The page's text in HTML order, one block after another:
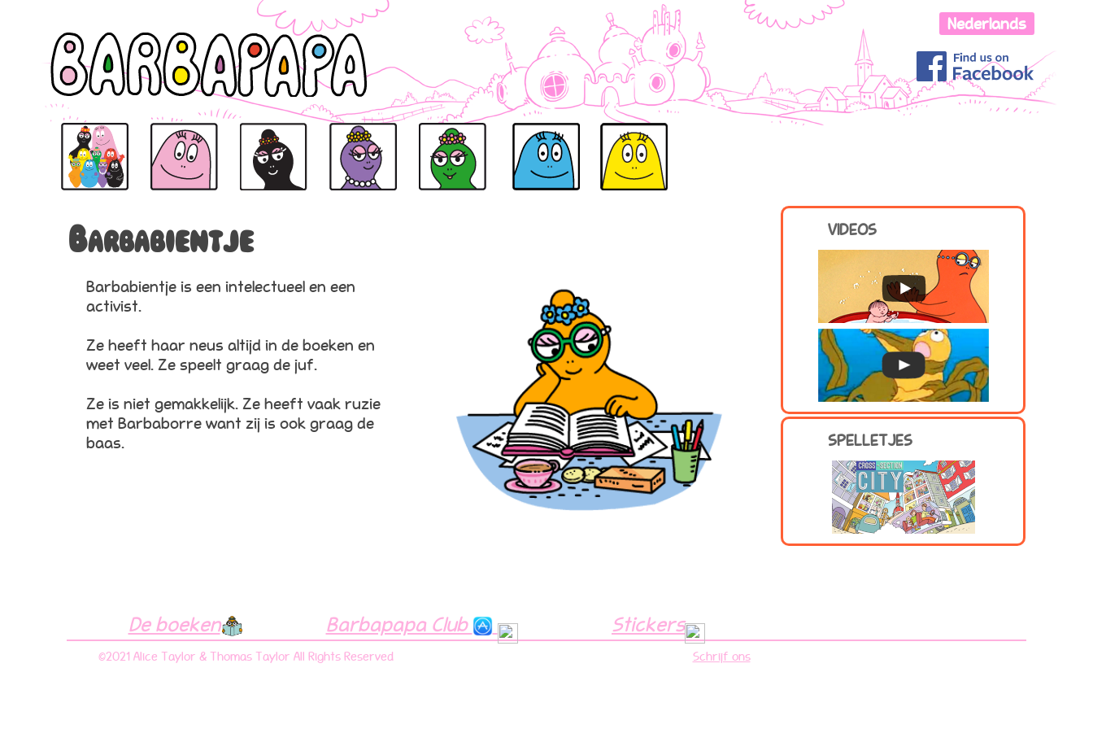
BARBAPAPA BARBAPAPA BARBAMAMA BARBABELLA BARBALALA BARBABENNO BARBABEE
Barbabientje
Barbabientje is een intelectueel en een
activist.
Ze heeft haar neus altijd in de boeken en
weet veel. Ze speelt graag de juf.
Ze is niet gemakkelijk. Ze heeft vaak ruzie
met Barbaborre want zij is ook graag de
baas.
VIDEOS
SPELLETJES
De boeken Barbapapa Club Stickers
©2021 Alice Taylor & Thomas Taylor All Rights Reserved Schrijf ons